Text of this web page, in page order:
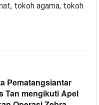
tokoh agama, tokoh
Pematangsiantar
Tan mengikuti Apel